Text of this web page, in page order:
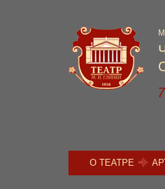
О ТЕАТРЕ